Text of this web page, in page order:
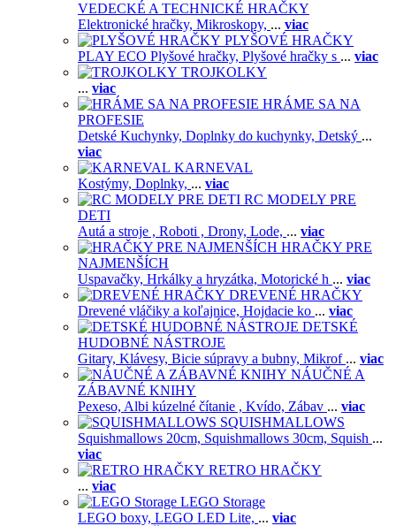
VEDECKÉ A TECHNICKÉ HRAČKY
Elektronické hračky, Mikroskopy, ... viac
PLYŠOVÉ HRAČKY
PLAY ECO Plyšové hračky, Plyšové hračky s ... viac
TROJKOLKY
... viac
HRÁME SA NA
PROFESIE
Detské Kuchynky, Doplnky do kuchynky, Detský ...
viac
KARNEVAL
Kostýmy, Doplnky, ... viac
RC MODELY PRE
DETI
Autá a stroje , Roboti , Drony, Lode, ... viac
HRAČKY PRE
NAJMENŠÍCH
Uspavačky, Hrkálky a hryzátka, Motorické h ... viac
DREVENÉ HRAČKY
Drevené vláčiky a koľajnice, Hojdacie ko ... viac
DETSKÉ
HUDOBNÉ NÁSTROJE
Gitary, Klávesy, Bicie súpravy a bubny, Mikrof ... viac
NÁUČNÉ A
ZÁBAVNÉ KNIHY
Pexeso, Albi kúzelné čítanie , Kvído, Zábav ... viac
SQUISHMALLOWS
Squishmallows 20cm, Squishmallows 30cm, Squish ...
viac
RETRO HRAČKY
... viac
LEGO Storage
LEGO boxy, LEGO LED Lite, ... viac